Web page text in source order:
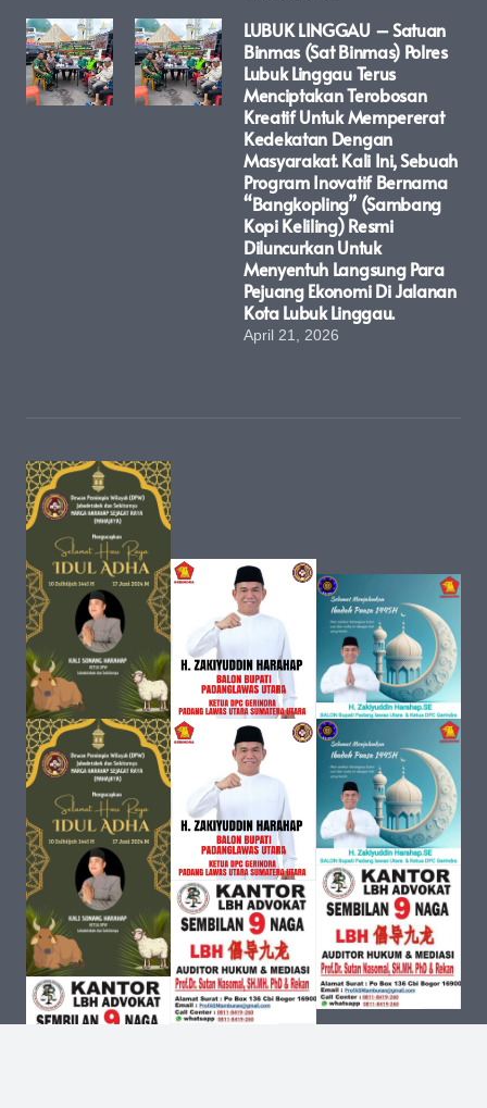
LUBUK LINGGAU – Satuan
Binmas (Sat Binmas) Polres
Lubuk Linggau Terus
Menciptakan Terobosan
Kreatif Untuk Mempererat
Kedekatan Dengan
Masyarakat. Kali Ini, Sebuah
Program Inovatif Bernama
“Bangkopling” (Sambang
Kopi Keliling) Resmi
Diluncurkan Untuk
Menyentuh Langsung Para
Pejuang Ekonomi Di Jalanan
Kota Lubuk Linggau.
April 21, 2026